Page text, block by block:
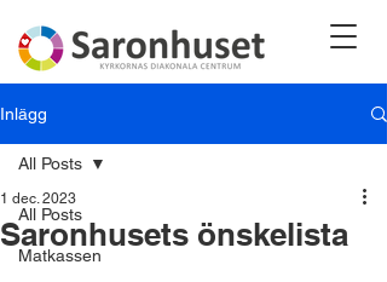
Inlägg
All Posts
Matkassen
All Posts
Saronhusets önskelista
1 dec. 2023